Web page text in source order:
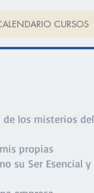
CURSOS
los misterios del
propias
su Ser Esencial y